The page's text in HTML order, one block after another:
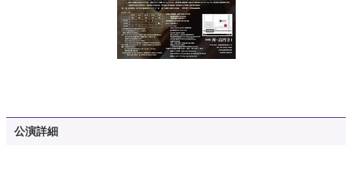
公演詳細